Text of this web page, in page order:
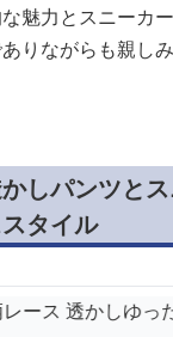
魅力とスニーカ
りながらも親し
しパンツと
タイル